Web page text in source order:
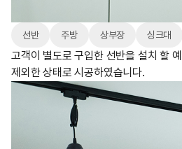
선반 주방 상부장 싱크대
고객이 별도로 구입한 선반을 설치 할
제외한 상태로 시공하였습니다.